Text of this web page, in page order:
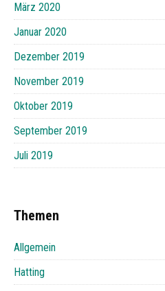
März 2020
Januar 2020
Dezember 2019
November 2019
Oktober 2019
September 2019
Juli 2019
Themen
Allgemein
Hatting